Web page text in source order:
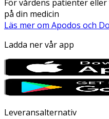
För vårdens patienter
på din medicin
Läs mer om Apodos och
Ladda ner vår app
Leveransalternativ